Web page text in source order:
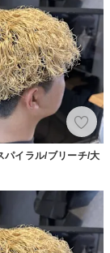
パイラル/ブリーチ/大